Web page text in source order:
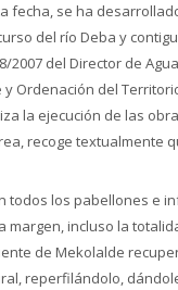
fecha, se ha
del río Deba y
2007 del Director de
y Ordenación del
la ejecución de las
recoge textualmente
todos los pabellones e
margen, incluso la
de Mekolalde
reperfilándolo,